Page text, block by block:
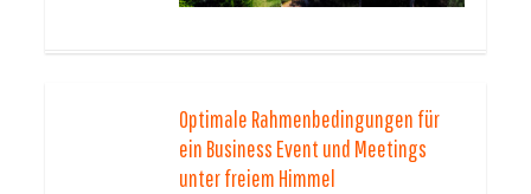
Optimale Rahmenbedingungen für
ein Business Event und Meetings
unter freiem Himmel